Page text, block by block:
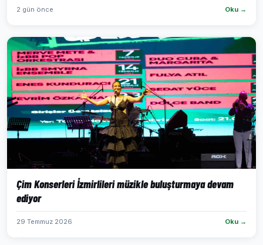
2 gün önce Oku →
Çim Konserleri İzmirlileri müzikle buluşturmaya devam
ediyor
29 Temmuz 2026 Oku →